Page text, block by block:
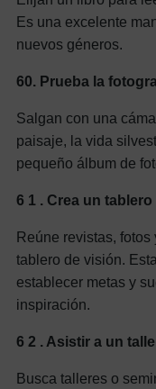
Es una excelente
nuevos géneros.
60. Prueba la
Salgan con una
paisaje, la vida
pequeño álbum de
6 1 . Crea un
Reúne revistas,
tablero de visión.
establecer metas y
inspiración.
6 2 . Asistir a un
Busca talleres o